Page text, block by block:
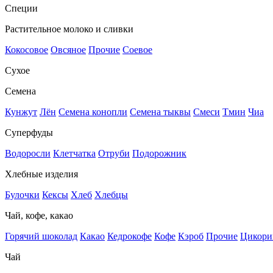
Специи
Растительное молоко и сливки
Кокосовое Овсяное Прочие Соевое
Сухое
Семена
Кунжут Лён Семена конопли Семена тыквы Смеси Тмин Чиа
Суперфуды
Водоросли Клетчатка Отруби Подорожник
Хлебные изделия
Булочки Кексы Хлеб Хлебцы
Чай, кофе, какао
Горячий шоколад Какао Кедрокофе Кофе Кэроб Прочие
Чай